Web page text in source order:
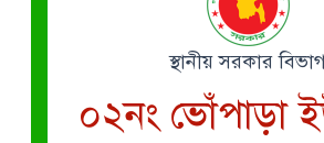
স্থানীয় সরকার
০২নং ভোঁপাড়া